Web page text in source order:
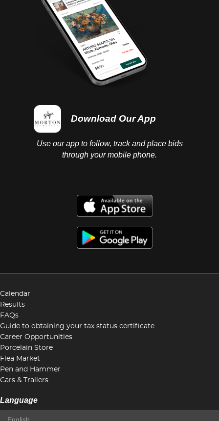
Download Our App
Use our app to follow, track and place bids
through your mobile phone.
Calendar
Results
FAQs
Guide to obtaining your tax status certificate
Career Opportunities
Porcelain Store
Flea Market
Pen and Hammer
Cars & Trailers
Language